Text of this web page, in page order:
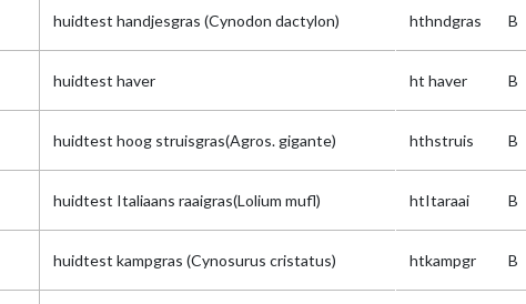
huidtest handjesgras (Cynodon dactylon) hthndgras B
huidtest haver ht haver B
huidtest hoog struisgras(Agros. gigante) hthstruis B
huidtest Italiaans raaigras(Lolium mufl) htItaraai B
huidtest kampgras (Cynosurus cristatus) htkampgr B